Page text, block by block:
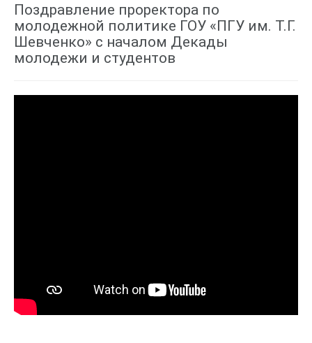
Поздравление проректора по
молодежной политике ГОУ «ПГУ им. Т.Г.
Шевченко» с началом Декады
молодежи и студентов